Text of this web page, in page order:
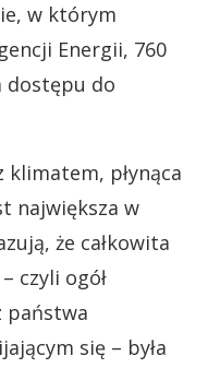
w którym
Energii, 760
dostępu do
klimatem, płynąca
największa w
że całkowita
czyli ogół
państwa
się – była